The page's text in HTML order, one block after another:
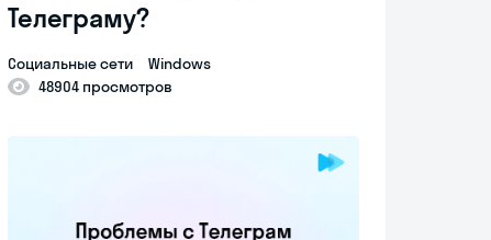
Телеграму?
Социальные сети
Windows
48904 просмотров